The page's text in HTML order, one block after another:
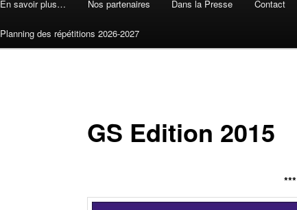
En savoir plus… Nos partenaires Dans la Presse Contact
Planning des répétitions 2026-2027
GS Edition 2015
***